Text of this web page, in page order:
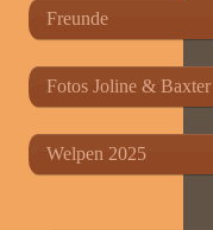
Freunde
Fotos Joline & Baxter
Welpen 2025